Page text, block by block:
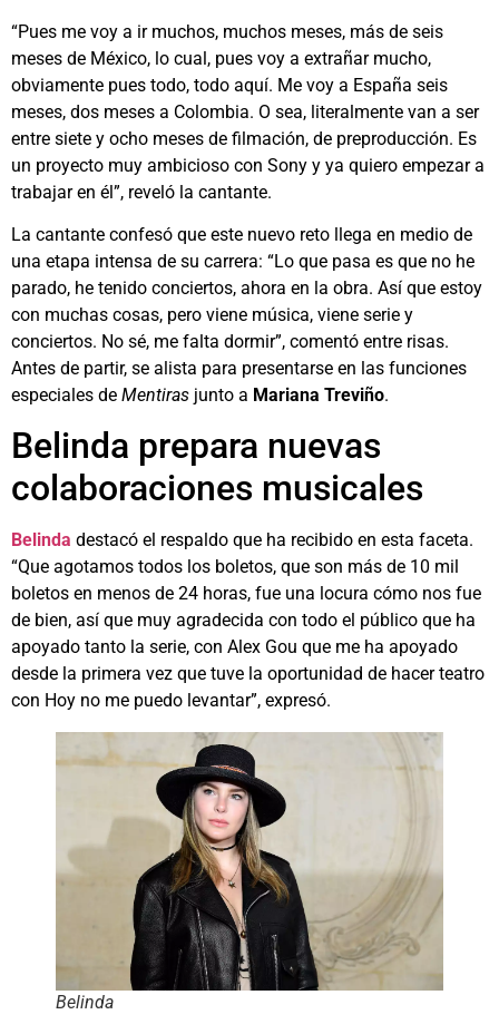
“Pues me voy a ir muchos, muchos meses, más de seis
meses de México, lo cual, pues voy a extrañar mucho,
obviamente pues todo, todo aquí. Me voy a España seis
meses, dos meses a Colombia. O sea, literalmente van a ser
entre siete y ocho meses de filmación, de preproducción. Es
un proyecto muy ambicioso con Sony y ya quiero empezar a
trabajar en él”, reveló la cantante.
La cantante confesó que este nuevo reto llega en medio de
una etapa intensa de su carrera: “Lo que pasa es que no he
parado, he tenido conciertos, ahora en la obra. Así que estoy
con muchas cosas, pero viene música, viene serie y
conciertos. No sé, me falta dormir”, comentó entre risas.
Antes de partir, se alista para presentarse en las funciones
especiales de Mentiras junto a Mariana Treviño.
Belinda prepara nuevas
colaboraciones musicales
Belinda destacó el respaldo que ha recibido en esta faceta.
“Que agotamos todos los boletos, que son más de 10 mil
boletos en menos de 24 horas, fue una locura cómo nos fue
de bien, así que muy agradecida con todo el público que ha
apoyado tanto la serie, con Alex Gou que me ha apoyado
desde la primera vez que tuve la oportunidad de hacer teatro
con Hoy no me puedo levantar”, expresó.
Belinda